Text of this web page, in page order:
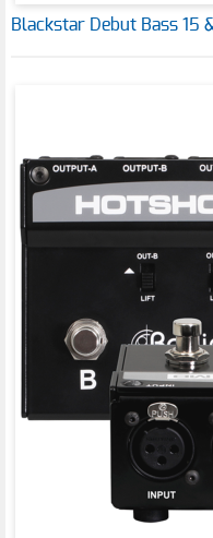
Blackstar Debut Bass 15